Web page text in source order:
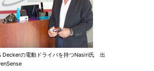
Deckerの電動ドライバを持つNasiri氏 出